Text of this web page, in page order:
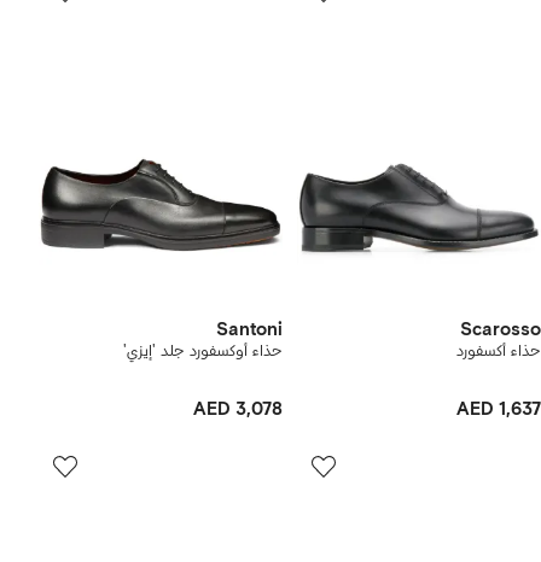
Scarosso
حذاء أكسفورد
AED 1,637
Santoni
حذاء أوكسفورد جلد 'إيزي'
AED 3,078